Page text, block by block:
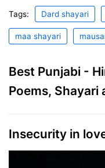
Tags: Dard shayari
maa shayari
Best Punjabi -
Poems, Shayari
Insecurity in